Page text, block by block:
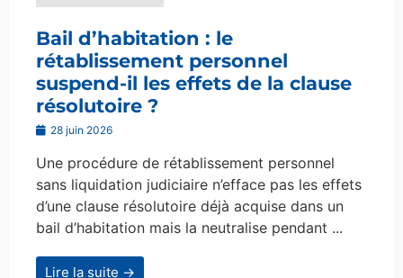
Bail d’habitation : le
rétablissement personnel
suspend-il les effets de la clause
résolutoire ?
28 juin 2026
Une procédure de rétablissement personnel
sans liquidation judiciaire n’efface pas les effets
d’une clause résolutoire déjà acquise dans un
bail d’habitation mais la neutralise pendant ...
Lire la suite →